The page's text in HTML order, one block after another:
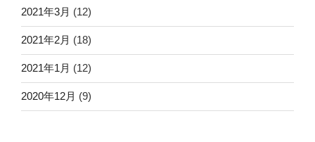
2021年3月 (12)
2021年2月 (18)
2021年1月 (12)
2020年12月 (9)